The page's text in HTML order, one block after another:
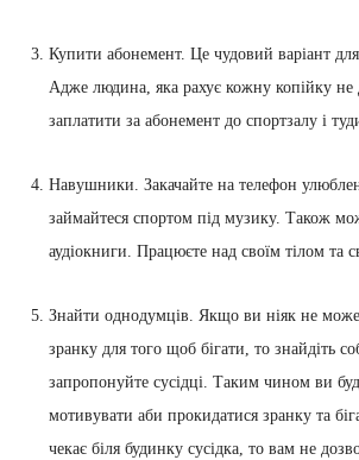
Купити абонемент. Це чудовий варіант
Адже людина, яка рахує кожну копійку не
заплатити за абонемент до спортзалу і
Навушники. Закачайте на телефон
займайтеся спортом під музику. Також
аудіокниги. Працюєте над своїм тілом та
Знайти однодумців. Якщо ви ніяк не
зранку для того щоб бігати, то знайдіть
запропонуйте сусідці. Таким чином ви
мотивувати аби прокидатися зранку та
чекає біля будинку сусідка, то вам не